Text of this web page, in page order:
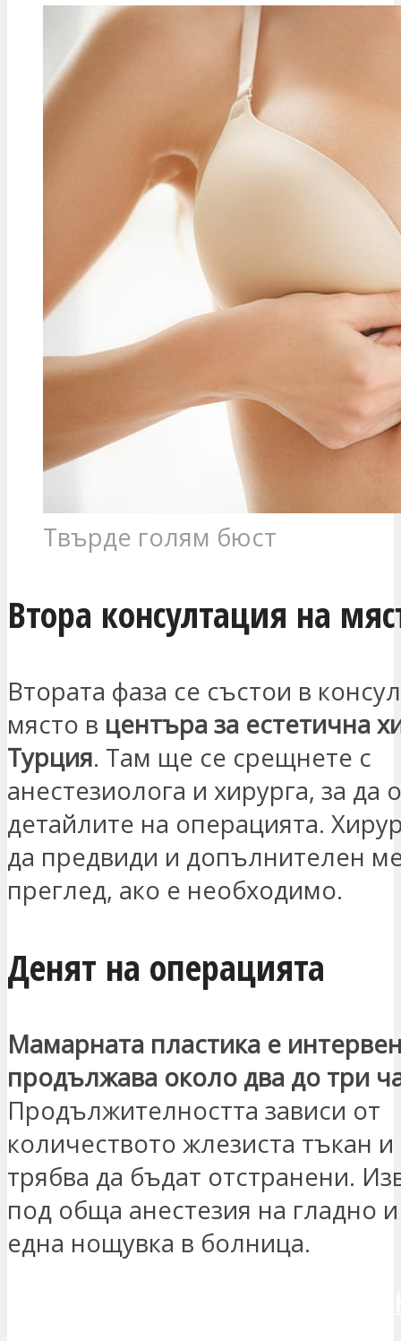
Твърде голям бюст
Втора консултация на
Втората фаза се състои в
място в центъра за естетична
Турция. Там ще се срещнете с
анестезиолога и хирурга, за да
детайлите на операцията.
да предвиди и допълнителен
преглед, ако е необходимо.
Денят на операцията
Мамарната пластика е
продължава около два до три
Продължителността зависи от
количеството жлезиста тъкан
трябва да бъдат отстранени.
под обща анестезия на гладно
една нощувка в болница.